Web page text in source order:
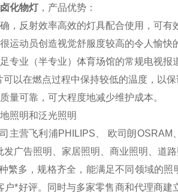
化物灯， 产品优势：
，反射效率高效的灯具配合使用，可
运动员创造视觉舒服度较高的令人愉快
专业（半专业）体育场馆的常规电视报
以在燃点过程中保持较低的温度，以保
量可靠，可大程度地减少维护成本。
照明和泛光照明
营飞利浦PHILIPS、 欧司朗OSRAM
广告照明、家居照明、商业照明、道
繁多，规格齐全，能满足不同领域的
户*好评。同时与多家零售商和代理商